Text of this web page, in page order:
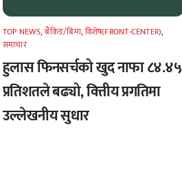
TOP NEWS,बैंकिङ/बिमा,विशेष(FRONT-CENTER),
समाचार
हुलास फिनसर्चको खुद नाफा ८४.४५
प्रतिशतले बढ्यो, वित्तीय प्रगतिमा
उल्लेखनीय सुधार